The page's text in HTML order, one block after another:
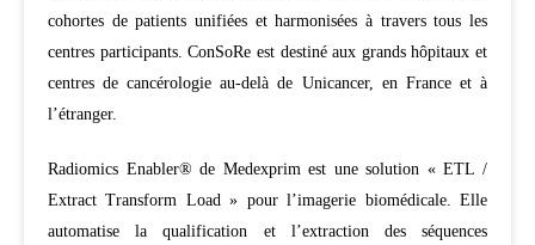
cohortes de patients unifiées et harmonisées à travers tous les
centres participants. ConSoRe est destiné aux grands hôpitaux et
centres de cancérologie au-delà de Unicancer, en France et à
l’étranger.
Radiomics Enabler® de Medexprim est une solution « ETL /
Extract Transform Load » pour l’imagerie biomédicale. Elle
automatise la qualification et l’extraction des séquences